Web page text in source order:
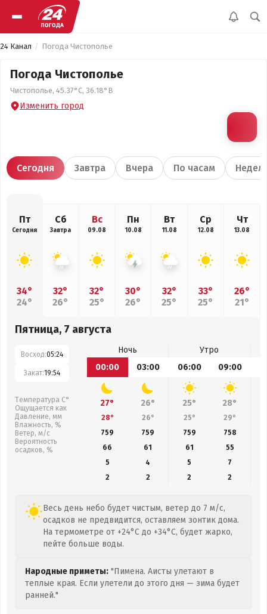
24 Канал Погода Чистополье
Погода Чистополье
Чистополье, 45.37°С, 36.18°В
Изменить город
Сегодня Завтра Вчера По часам
Пт
Сегодня
34°
24°
Сб
Завтра
32°
26°
Вс
09.08
32°
25°
Пн
10.08
30°
26°
Вт
11.08
32°
25°
Ср
12.08
33°
25°
Чт
13.08
26°
21°
Пятница, 7 августа
Восход:05:24
Закат:19:54
Температура С°
Ощущается как
Давление, мм
Влажность, %
Ветер, м/с
Вероятность
осадков, %
Ночь
Утро
00:00
03:00 06:00 09:00
27° 26° 25° 28°
28° 26° 25° 29°
759
759 759 758
66
61 61 55
5
4 5
7
2
2 2 2
Весь день небо будет чистым, ветер до 7 м/с,
осадков не предвидится, оставляем зонтик дома.
На термометре от +24°C до +34°C, будет жарко,
пейте больше воды.
Народные приметы: "Пимена. Аисты улетают в
теплые края. Если улетели до этого дня — зима будет
ранней."